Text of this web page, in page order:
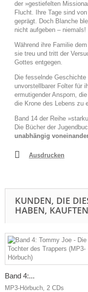
der »gestiefelten
Flucht. Ihre Tage sind
geprägt. Doch Blanche
nicht aufgeben – niemals!
Während ihre Familie
sie treu und tritt der
Gottes entgegen.
Die fesselnde
unvorstellbarer Folter für
ermutigender Ansporn,
die Krone des Lebens zu
Band 14 der Reihe
Die Bücher der
unabhängig
Ausdrucken
KUNDEN, DIE
HABEN,
Band 4:...
MP3-Hörbuch, 2 CDs